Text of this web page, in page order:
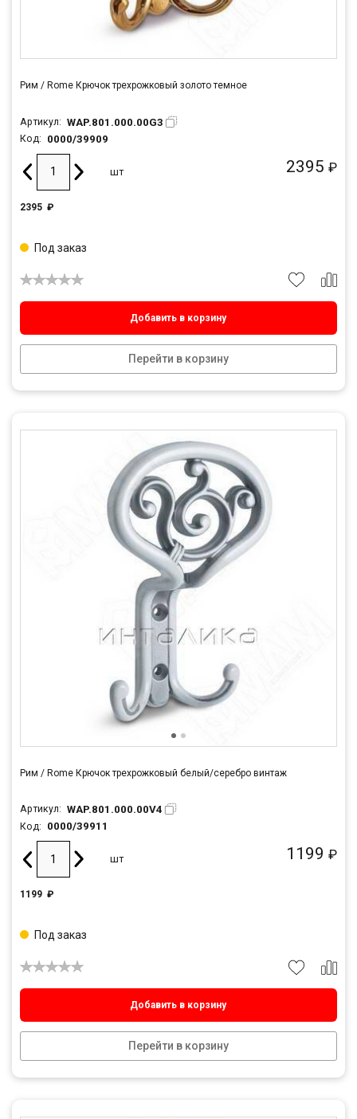
Рим / Rome Крючок трехрожковый золото темное
Артикул: WAP.801.000.00G3
Код: 0000/39909
2395 ₽
шт
2395 ₽
Добавить в корзину
Перейти в корзину
Под заказ
Рим / Rome Крючок трехрожковый белый/серебро винтаж
Артикул: WAP.801.000.00V4
Код: 0000/39911
1199 ₽
шт
1199 ₽
Добавить в корзину
Перейти в корзину
Под заказ